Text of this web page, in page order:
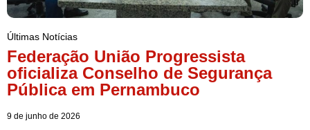
Últimas Notícias
Federação União Progressista
oficializa Conselho de Segurança
Pública em Pernambuco
9 de junho de 2026